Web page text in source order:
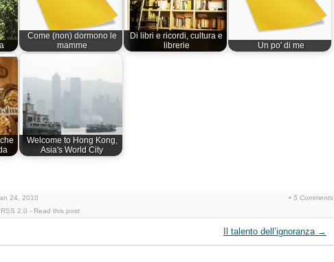
Come (non) dormono le
mamme
Di libri e ricordi, cultura e
librerie
Un po' di me
Welcome to Hong Kong,
Asia's World City
24, 2010
RSS 2.0 - Read this post
• 5 Comments
Il talento dell’ignoranza →